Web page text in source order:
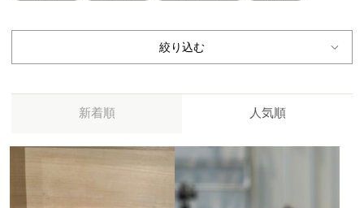
絞り込む
新着順 人気順